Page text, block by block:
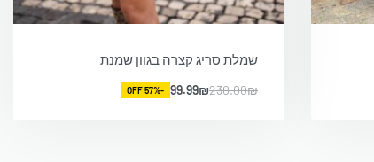
שמלת סריג קצרה בגוון שמנת
230.00₪
99.99₪
-57% OFF